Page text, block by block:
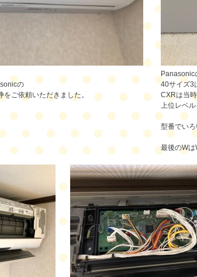
の
ご依頼いただきました。
Panasonic
40サイズ3
CXRは当
上位レベル
型番でいろ
最後のWは